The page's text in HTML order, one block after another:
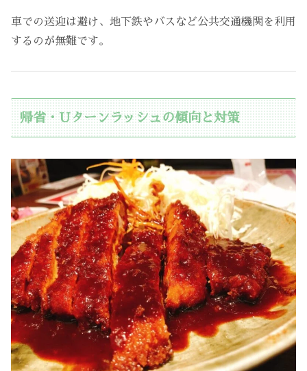
車での送迎は避け、地下鉄やバスなど公共交通機関を利用
するのが無難です。
帰省・Uターンラッシュの傾向と対策